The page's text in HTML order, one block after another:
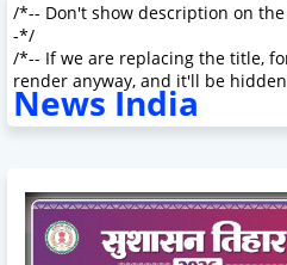
/*-- Don't show description on
-*/
/*-- If we are replacing the title,
render anyway, and it'll be
News India